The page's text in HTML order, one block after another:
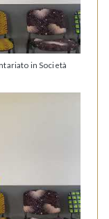
in Società